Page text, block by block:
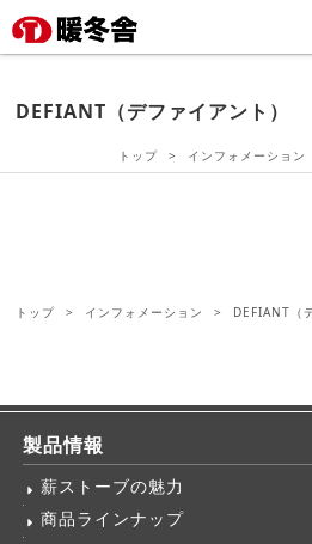
DEFIANT（デファイアント）
トップ インフォメーション
トップ インフォメーション DEFIANT（
製品情報
薪ストーブの魅力
商品ラインナップ